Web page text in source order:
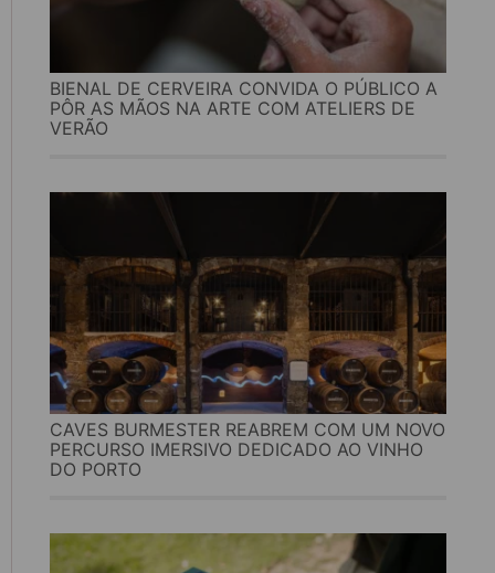
BIENAL DE CERVEIRA CONVIDA O PÚBLICO A
PÔR AS MÃOS NA ARTE COM ATELIERS DE
VERÃO
CAVES BURMESTER REABREM COM UM NOVO
PERCURSO IMERSIVO DEDICADO AO VINHO
DO PORTO